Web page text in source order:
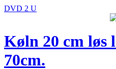
DVD 2 U
Køln 20 cm løs
70cm.